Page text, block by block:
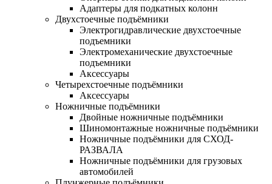
Адаптеры для подкатных колонн
Двухстоечные подъёмники
Электрогидравлические двухстоечные
подъемники
Электромеханические двухстоечные
подъемники
Аксессуары
Четырехстоечные подъёмники
Аксессуары
Ножничные подъёмники
Двойные ножничные подъёмники
Шиномонтажные ножничные подъёмники
Ножничные подъёмники для СХОД-
РАЗВАЛА
Ножничные подъёмники для грузовых
автомобилей